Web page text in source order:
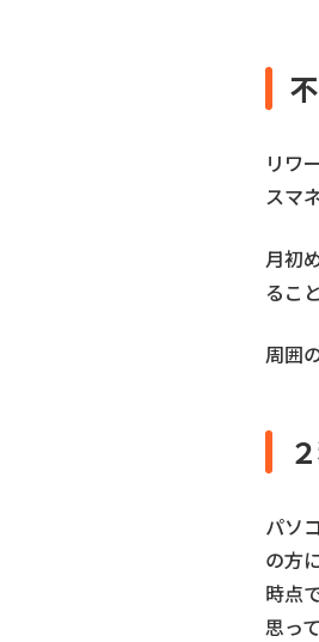
リワ
スマ
月初
るこ
周囲
パソ
の方
時点
思っ